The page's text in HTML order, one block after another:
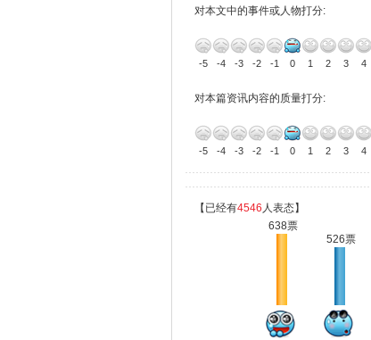
对本文中的事件或人物打分:
-5 -4 -3 -2 -1 0 1 2 3 4
对本篇资讯内容的质量打分:
-5 -4 -3 -2 -1 0 1 2 3 4
【已经有4546 人表态】
638票
526票